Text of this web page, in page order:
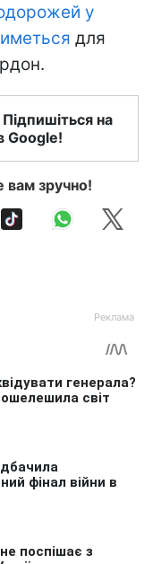
у
для
на
Google!
вам зручно!